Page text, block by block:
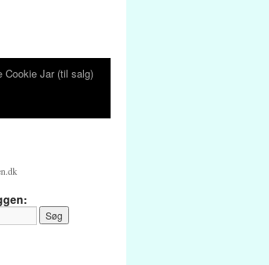
Cookie Jar (til salg)